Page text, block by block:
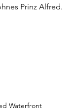
Prinz Alfred.
Waterfront